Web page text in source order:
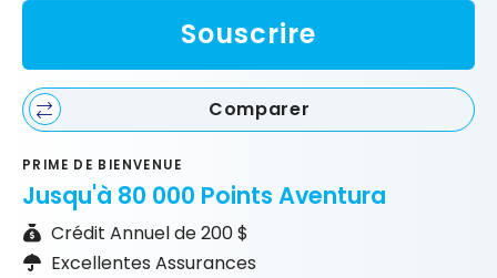
Souscrire
Comparer
PRIME DE BIENVENUE
Jusqu'à 80 000 Points Aventura
Crédit Annuel de 200 $
Excellentes Assurances